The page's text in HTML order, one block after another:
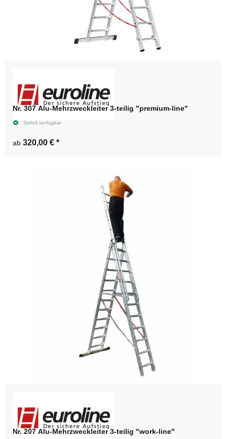
Nr. 307 Alu-Mehrzweckleiter 3-teilig "premium-line"
Sofort verfügbar
ab 320,00 € *
Nr. 207 Alu-Mehrzweckleiter 3-teilig "work-line"